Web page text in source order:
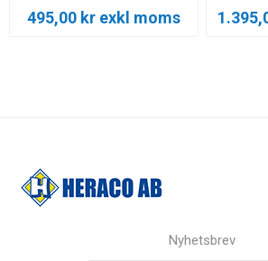
495,00 kr exkl moms
Nyhetsbrev